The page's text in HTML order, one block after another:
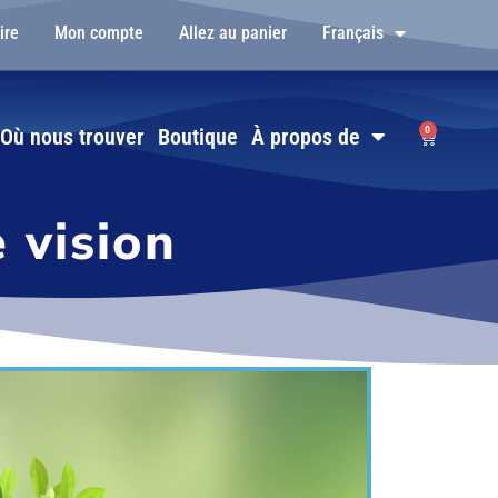
Mon compte Allez au panier Français
Où nous trouver Boutique À propos de 0
vision